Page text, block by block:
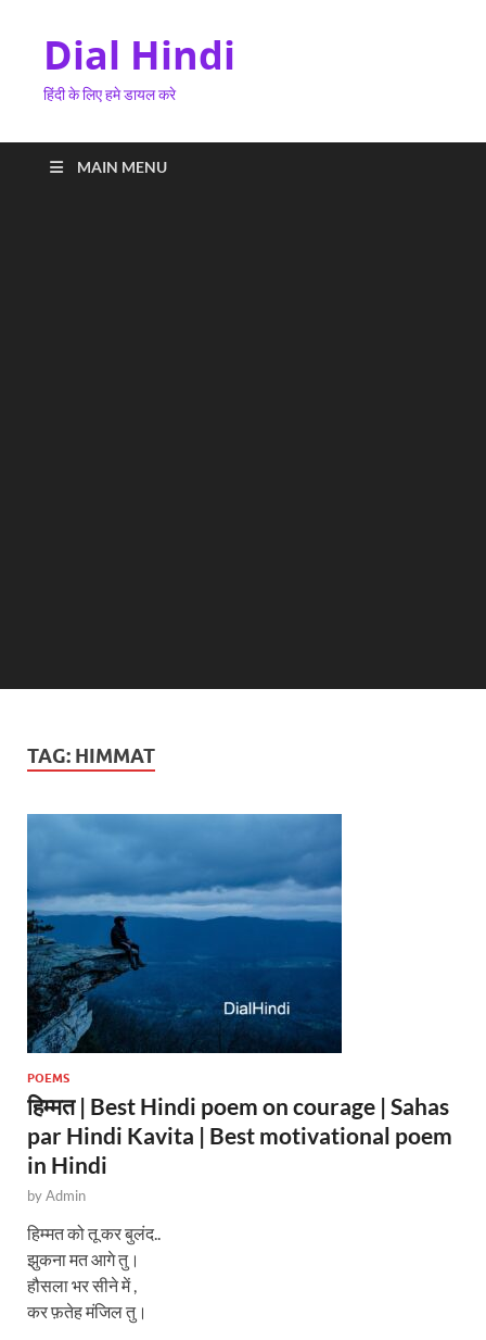
Dial Hindi
हिंदी के लिए हमे डायल करे
MAIN MENU
TAG: HIMMAT
POEMS
हिम्मत | Best Hindi poem on courage | Sahas
par Hindi Kavita | Best motivational poem
in Hindi
byAdmin
हिम्मत को तू कर बुलंद..
झुकना मत आगे तु।
हौसला भर सीने में ,
कर फ़तेह मंजिल तु।